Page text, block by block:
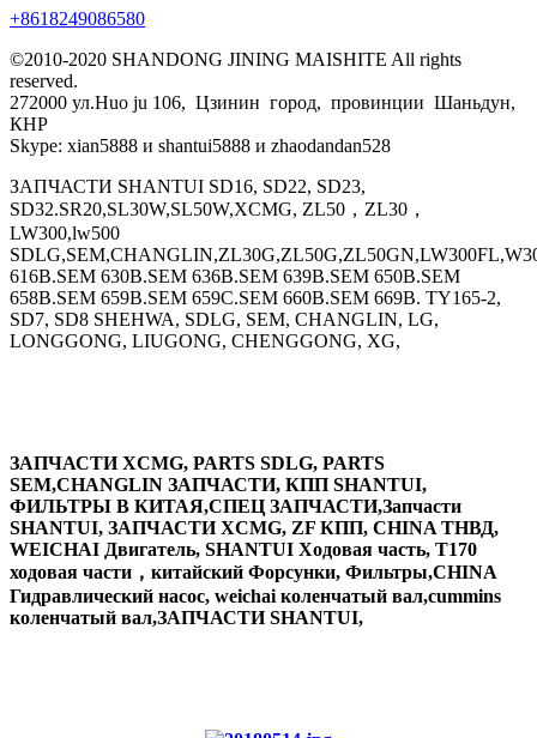
+8618249086580
©2010-2020 SHANDONG JINING MAISHITE All rights
reserved.
272000 ул.Huo ju 106, Цзинин город, провинции Шаньдун,
КНР
Skype: xian5888 и shantui5888 и zhaodandan528
ЗАПЧАСТИ SHANTUI SD16, SD22, SD23,
SD32.SR20,SL30W,SL50W,XCMG, ZL50，ZL30，
LW300,lw500
616B.SEM 630B.SEM 636B.SEM 639B.SEM 650B.SEM
658B.SEM 659B.SEM 659C.SEM 660B.SEM 669B. TY165-2,
SD7, SD8 SHEHWA, SDLG, SEM, CHANGLIN, LG,
LONGGONG, LIUGONG, CHENGGONG, XG,
ЗАПЧАСТИ XCMG, PARTS SDLG, PARTS
SEM,CHANGLIN ЗАПЧАСТИ, КПП SHANTUI,
ФИЛЬТРЫ В КИТАЯ,СПЕЦ ЗАПЧАСТИ,Запчасти
SHANTUI, ЗАПЧАСТИ XCMG, ZF КПП, CHINA ТНВД,
WEICHAI Двигатель, SHANTUI Ходовая часть, T170
ходовая части，китайский Форсунки, Фильтры,CHINA
Гидравлический насос, weichai коленчатый вал,cummins
коленчатый вал,ЗАПЧАСТИ SHANTUI,